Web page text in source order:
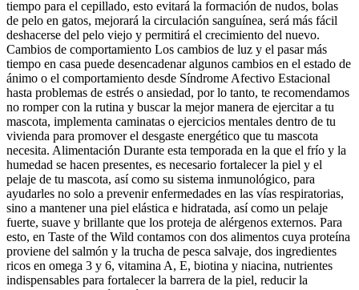
tiempo para el cepillado, esto evitará la formación de nudos, bolas
de pelo en gatos, mejorará la circulación sanguínea, será más fácil
deshacerse del pelo viejo y permitirá el crecimiento del nuevo.
Cambios de comportamiento Los cambios de luz y el pasar más
tiempo en casa puede desencadenar algunos cambios en el estado de
ánimo o el comportamiento desde Síndrome Afectivo Estacional
hasta problemas de estrés o ansiedad, por lo tanto, te recomendamos
no romper con la rutina y buscar la mejor manera de ejercitar a tu
mascota, implementa caminatas o ejercicios mentales dentro de tu
vivienda para promover el desgaste energético que tu mascota
necesita. Alimentación Durante esta temporada en la que el frío y la
humedad se hacen presentes, es necesario fortalecer la piel y el
pelaje de tu mascota, así como su sistema inmunológico, para
ayudarles no solo a prevenir enfermedades en las vías respiratorias,
sino a mantener una piel elástica e hidratada, así como un pelaje
fuerte, suave y brillante que los proteja de alérgenos externos. Para
esto, en Taste of the Wild contamos con dos alimentos cuya proteína
proviene del salmón y la trucha de pesca salvaje, dos ingredientes
ricos en omega 3 y 6, vitamina A, E, biotina y niacina, nutrientes
indispensables para fortalecer la barrera de la piel, reducir la